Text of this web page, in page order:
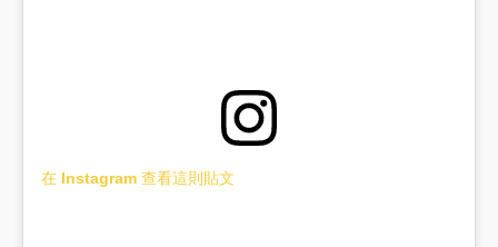
在 Instagram 查看這則貼文